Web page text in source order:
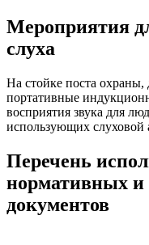
Мероприятия
слуха
На стойке поста охраны,
портативные
восприятия звука для
использующих
Перечень
нормативных
документов